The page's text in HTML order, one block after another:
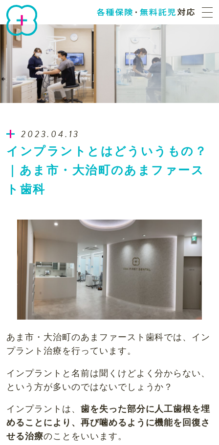
2023.04.13
インプラントとはどういうもの？
｜あま市・大治町のあまファース
ト歯科
あま市・大治町のあまファースト歯科では、イン
プラント治療を行っています。
インプラントと名前は聞くけどよく分からない、
という方が多いのではないでしょうか？
インプラントは、 歯を失った部分に人工歯根を埋
めることにより、再び噛めるように機能を回復さ
せる治療のことをいいます。